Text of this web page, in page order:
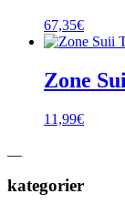
67,35€
Zone
11,99€
kategorier